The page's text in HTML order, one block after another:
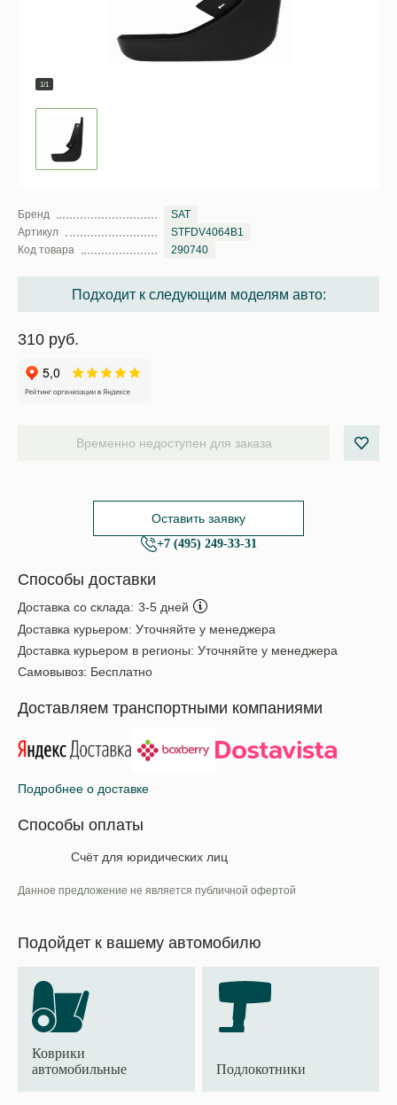
1/1
Бренд
SAT
Артикул
STFDV4064B1
Код товара
290740
Подходит к следующим моделям авто:
310 руб.
Временно недоступен для заказа
Оставить заявку
+7 (495) 249-33-31
Способы доставки
Доставка со склада: 3-5 дней
Доставка курьером: Уточняйте у менеджера
Доставка курьером в регионы: Уточняйте у менеджера
Самовывоз: Бесплатно
Доставляем транспортными компаниями
Подробнее о доставке
Способы оплаты
Счёт для юридических лиц
Данное предложение не является публичной офертой
Подойдет к вашему автомобилю
Коврики
автомобильные
Подлокотники